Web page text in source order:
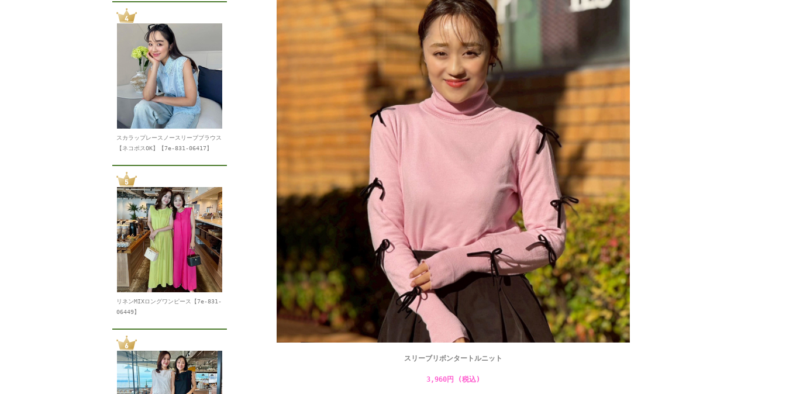
スカラップレースノースリーブブラウス
【ネコポスOK】【7e-831-06417】
リネンMIXロングワンピース【7e-831-
06449】
スリーブリボンタートルニット
3,960円 (税込)